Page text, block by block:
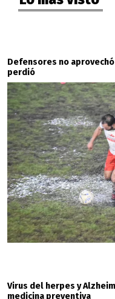
Defensores no
perdió
Virus del herpes y
medicina preventiva